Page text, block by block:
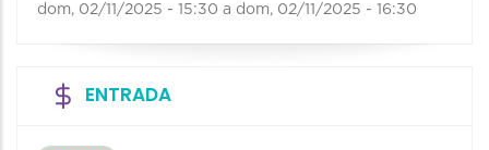
dom, 02/11/2025 - 15:30 a dom, 02/11/2025 - 16:30
ENTRADA